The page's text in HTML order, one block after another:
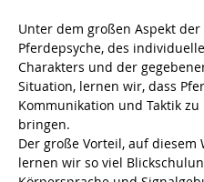
Unter dem großen Aspekt der
Pferdepsyche, des
Charakters und der
Situation, lernen wir, dass
Kommunikation und Taktik zu
bringen.
Der große Vorteil, auf diesem
lernen wir so viel